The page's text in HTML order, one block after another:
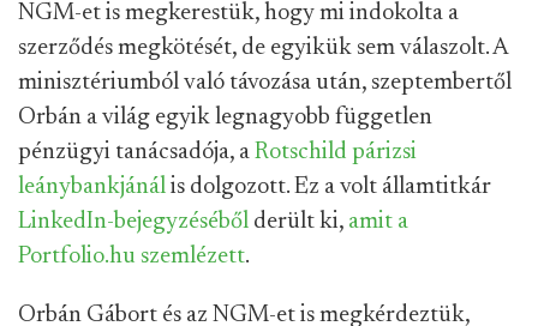
NGM-et is megkerestük, hogy mi indokolta a
szerződés megkötését, de egyikük sem válaszolt. A
minisztériumból való távozása után, szeptembertől
Orbán a világ egyik legnagyobb független
pénzügyi tanácsadója, a Rotschild párizsi
leánybankjánál is dolgozott. Ez a volt államtitkár
LinkedIn-bejegyzéséből derült ki, amit a
Portfolio.hu szemlézett.
Orbán Gábort és az NGM-et is megkérdeztük,